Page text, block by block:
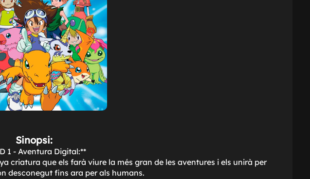
Sinopsi:
1 - Aventura Digital:**
criatura que els farà viure la més gran de les aventures i els unirà per
desconegut fins ara per als humans.